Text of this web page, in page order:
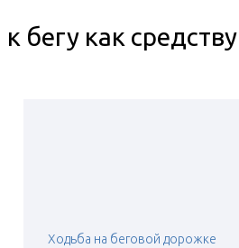
бегу как средству
Ходьба на беговой дорожке